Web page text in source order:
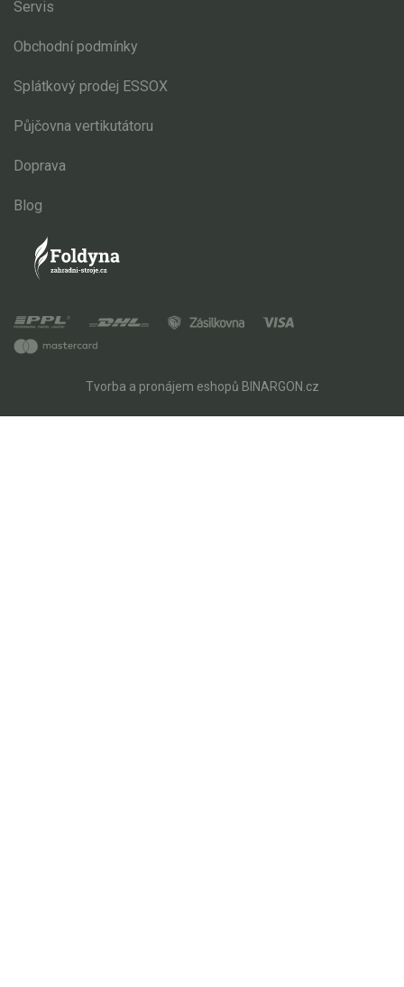
Servis
Obchodní podmínky
Splátkový prodej ESSOX
Půjčovna vertikutátoru
Doprava
Blog
Tvorba a pronájem eshopů BINARGON.cz